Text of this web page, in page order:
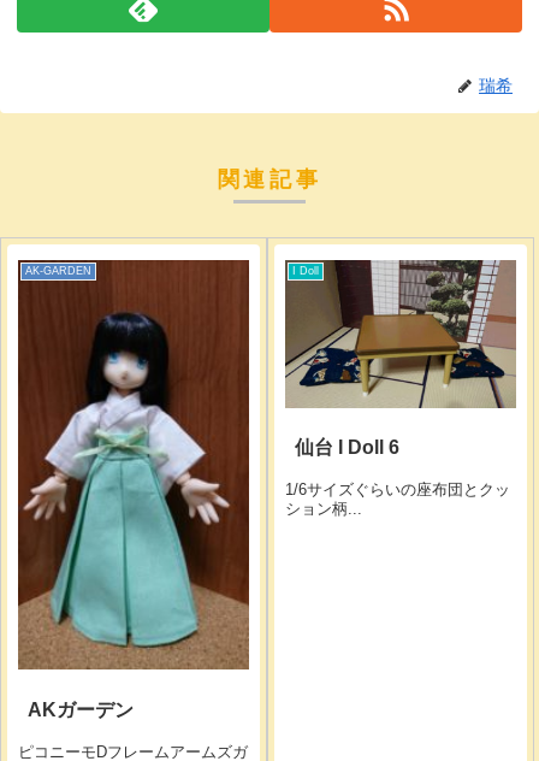
瑞希
関連記事
AK-GARDEN
AKガーデン
ピコニーモDフレームアームズガ
I Doll
仙台 I Doll 6
1/6サイズぐらいの座布団とクッ
ション柄...